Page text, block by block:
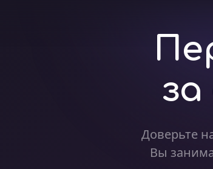
Доверьте
Вы